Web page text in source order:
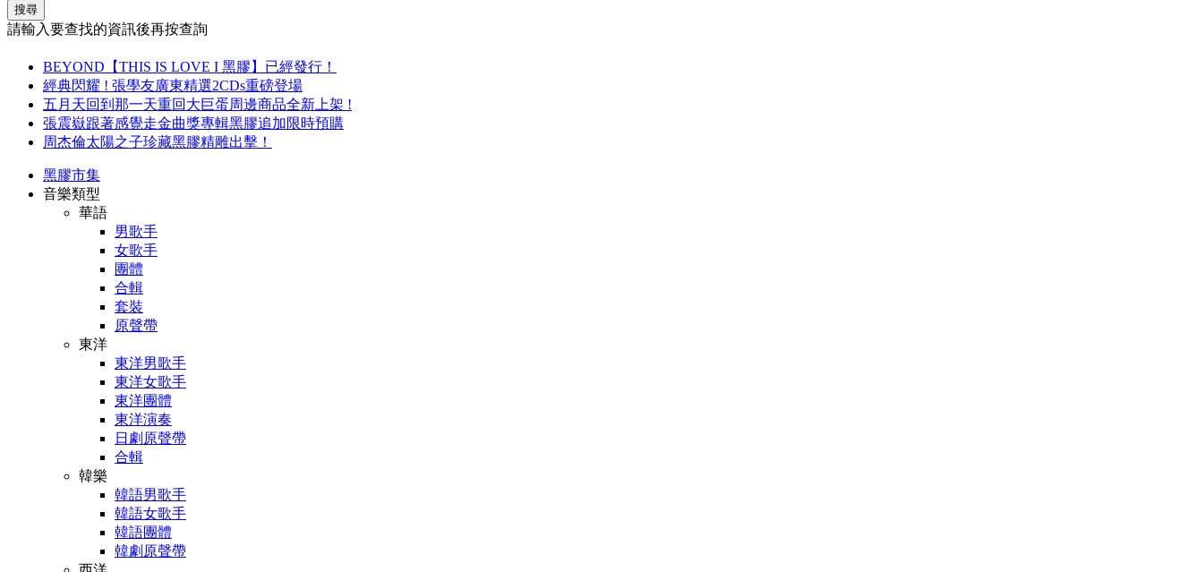
搜尋
請輸入要查找的資訊後再按查詢
BEYOND【THIS IS LOVE I 黑膠】已經發行！
經典閃耀 ! 張學友廣東精選2CDs重磅登場
五月天回到那一天重回大巨蛋周邊商品全新上架 !
張震嶽跟著感覺走金曲獎專輯黑膠追加限時預購
周杰倫太陽之子珍藏黑膠精雕出擊！
黑膠市集
音樂類型
華語
男歌手
女歌手
團體
合輯
套裝
原聲帶
東洋
東洋男歌手
東洋女歌手
東洋團體
東洋演奏
日劇原聲帶
合輯
韓樂
韓語男歌手
韓語女歌手
韓語團體
韓劇原聲帶